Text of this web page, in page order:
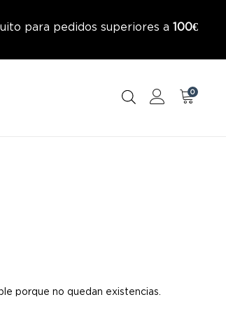
para pedidos superiores a 100€
0
porque no quedan existencias.